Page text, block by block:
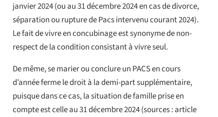
janvier 2024 (ou au 31 décembre 2024 en cas de divorce,
séparation ou rupture de Pacs intervenu courant 2024).
Le fait de vivre en concubinage est synonyme de non-
respect de la condition consistant à vivre seul.
De même, se marier ou conclure un PACS en cours
d’année ferme le droit à la demi-part supplémentaire,
puisque dans ce cas, la situation de famille prise en
compte est celle au 31 décembre 2024 (sources : article